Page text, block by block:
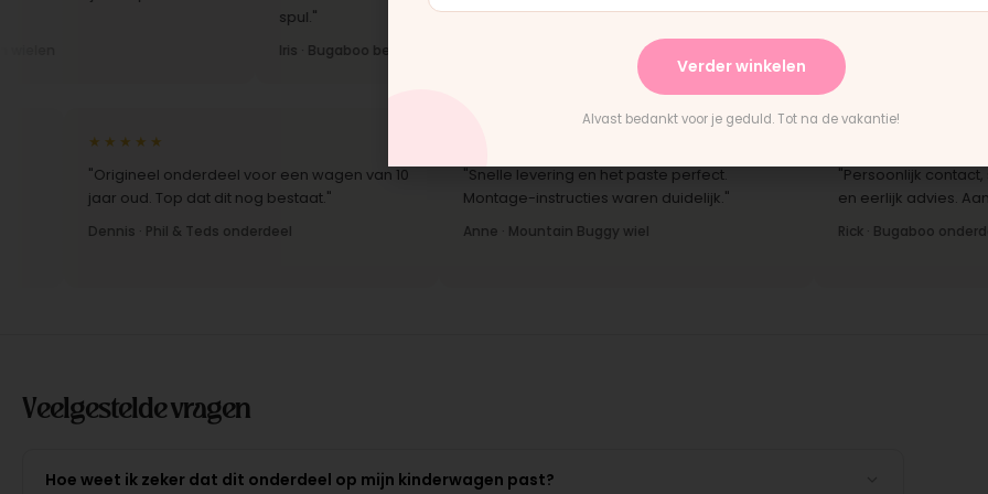
Iris · Bugaboo bekleding
terwijl je wacht."
Bas · Joolz duwstang
★★★★★
"Origineel onderdeel voor een wagen van 10
jaar oud. Top dat dit nog bestaat."
Dennis · Phil & Teds onderdeel
"Snelle levering en het paste perfect.
Montage-instructies waren duidelijk."
Anne · Mountain Buggy wiel
"Persoonlijk contact,
en eerlijk advies. Aanrader."
Rick · Bugaboo onderdeel
Veelgestelde vragen
Hoe weet ik zeker dat dit onderdeel op mijn kinderwagen past?
Verder winkelen
Alvast bedankt voor je geduld. Tot na de vakantie!